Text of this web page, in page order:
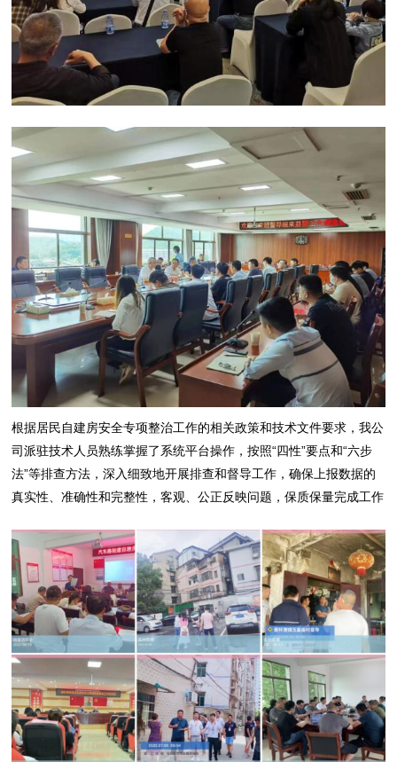
根据居民自建房安全专项整治工作的相关政策和技术文件要求，我公
司派驻技术人员熟练掌握了系统平台操作，按照“四性”要点和“六步
法”等排查方法，深入细致地开展排查和督导工作，确保上报数据的
真实性、准确性和完整性，客观、公正反映问题，保质保量完成工作